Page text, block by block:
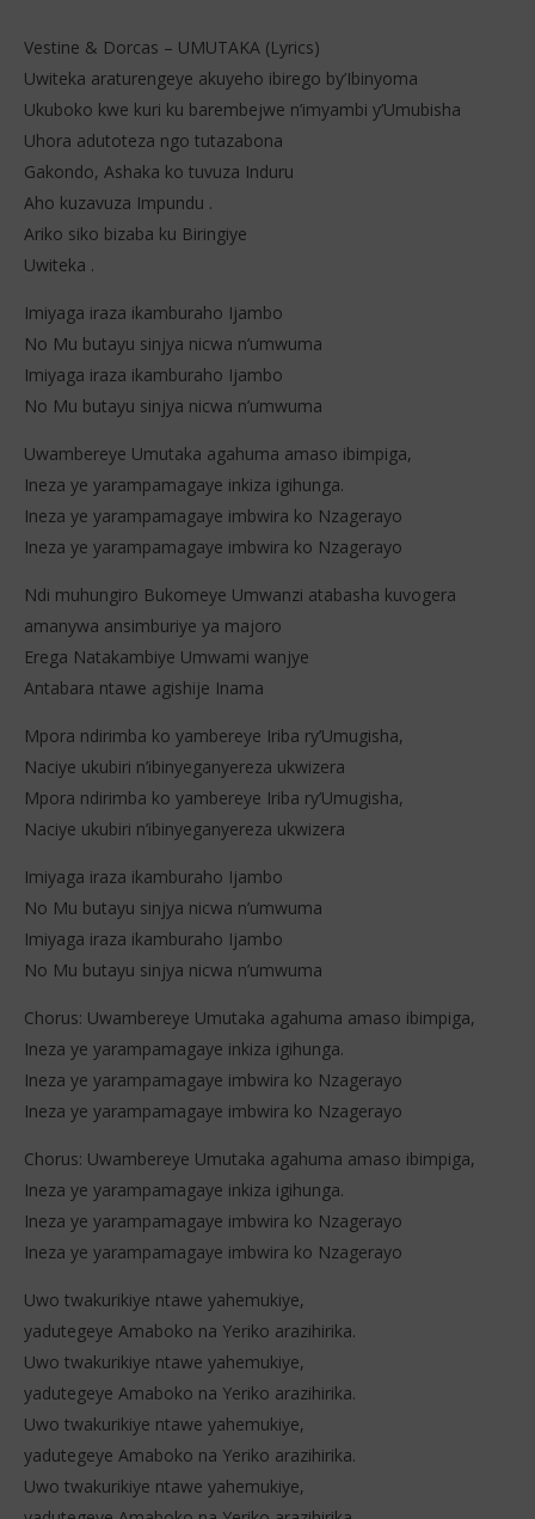
Vestine & Dorcas – UMUTAKA (Lyrics)
8
décembre
Stone
Vestine & Dorcas – UMUTAKA (Lyrics)
Uwiteka araturengeye akuyeho ibirego by’Ibinyoma
Ukuboko kwe kuri ku barembejwe n’imyambi y’Umubisha
Uhora adutoteza ngo tutazabona
Gakondo, Ashaka ko tuvuza Induru
Aho kuzavuza Impundu .
Ariko siko bizaba ku Biringiye
Uwiteka .
Imiyaga iraza ikamburaho Ijambo
No Mu butayu sinjya nicwa n’umwuma
Imiyaga iraza ikamburaho Ijambo
No Mu butayu sinjya nicwa n’umwuma
Uwambereye Umutaka agahuma amaso ibimpiga,
Ineza ye yarampamagaye inkiza igihunga.
Ineza ye yarampamagaye imbwira ko Nzagerayo
Ineza ye yarampamagaye imbwira ko Nzagerayo
Ndi muhungiro Bukomeye Umwanzi atabasha kuvogera
amanywa ansimburiye ya majoro
Erega Natakambiye Umwami wanjye
Antabara ntawe agishije Inama
Mpora ndirimba ko yambereye Iriba ry’Umugisha,
Naciye ukubiri n’ibinyeganyereza ukwizera
Mpora ndirimba ko yambereye Iriba ry’Umugisha,
Naciye ukubiri n’ibinyeganyereza ukwizera
Imiyaga iraza ikamburaho Ijambo
No Mu butayu sinjya nicwa n’umwuma
Imiyaga iraza ikamburaho Ijambo
No Mu butayu sinjya nicwa n’umwuma
Chorus: Uwambereye Umutaka agahuma amaso ibimpiga,
Ineza ye yarampamagaye inkiza igihunga.
Ineza ye yarampamagaye imbwira ko Nzagerayo
Ineza ye yarampamagaye imbwira ko Nzagerayo
Chorus: Uwambereye Umutaka agahuma amaso ibimpiga,
Ineza ye yarampamagaye inkiza igihunga.
Ineza ye yarampamagaye imbwira ko Nzagerayo
Ineza ye yarampamagaye imbwira ko Nzagerayo
Uwo twakurikiye ntawe yahemukiye,
yadutegeye Amaboko na Yeriko arazihirika.
Uwo twakurikiye ntawe yahemukiye,
yadutegeye Amaboko na Yeriko arazihirika.
Uwo twakurikiye ntawe yahemukiye,
yadutegeye Amaboko na Yeriko arazihirika.
Uwo twakurikiye ntawe yahemukiye,